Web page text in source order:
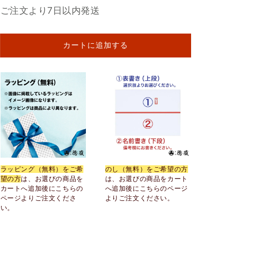
ん
＆
突
き
セ
ッ
ト
生
姜
付
き
冷
蔵
ん
＆
ゆ
き
セ
姜
付
き
冷
蔵
ご注文より7日以内発送
カートに追加する
ラッピング（無料）をご希
望の方は、お選びの商品を
カートへ追加後にこちらの
ページよりご注文くださ
い。
のし（無料）をご希望の方
は、お選びの商品をカート
へ追加後にこちらのページ
よりご注文ください。